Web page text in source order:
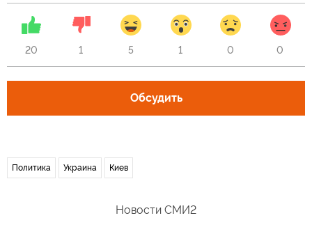
20 1 5 1 0 0
Обсудить
Политика Украина Киев
Новости СМИ2